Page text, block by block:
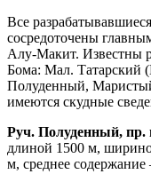
Все
сосредоточены
Алу-Макит. Известны
Бома: Мал. Татарский
Полуденный,
имеются скудные
Руч. Полуденный, пр.
длиной 1500 м,
м, среднее